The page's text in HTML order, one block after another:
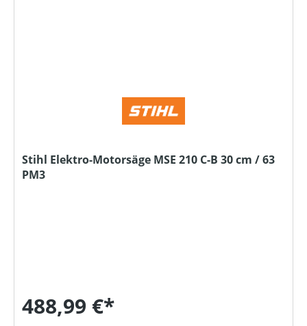
Stihl Elektro-Motorsäge MSE 210 C-B 30 cm / 63
PM3
488,99 €*